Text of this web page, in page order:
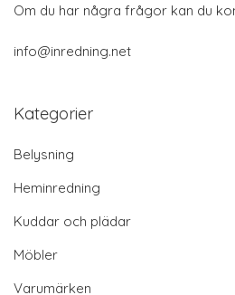
Om du har några frågor kan du
info@inredning.net
Kategorier
Belysning
Heminredning
Kuddar och plädar
Möbler
Varumärken